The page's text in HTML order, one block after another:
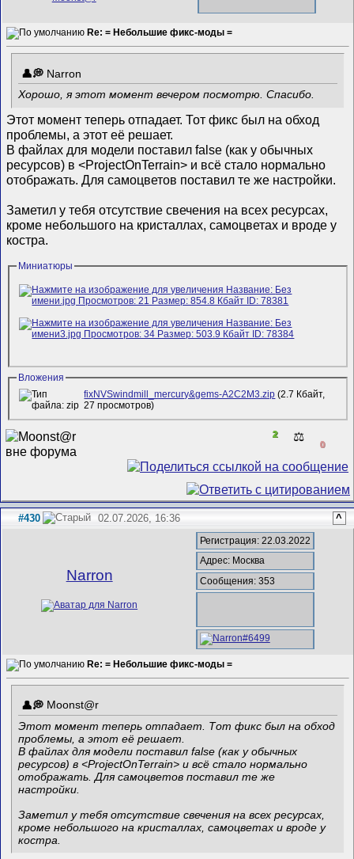
Re: = Небольшие фикс-моды =
Narron
Хорошо, я этот момент вечером посмотрю. Спасибо.
Этот момент теперь отпадает. Тот фикс был на обход
проблемы, а этот её решает.
В файлах для модели поставил false (как у обычных
ресурсов) в <ProjectOnTerrain> и всё стало нормально
отображать. Для самоцветов поставил те же настройки.
Заметил у тебя отсутствие свечения на всех ресурсах,
кроме небольшого на кристаллах, самоцветах и вроде у
костра.
Миниатюры
Вложения
fixNVSwindmill_mercury&gems-A2C2M3.zip (2.7 Кбайт,
27 просмотров)
2 ⚖️
0
#430 02.07.2026, 16:36 ^
Narron
Регистрация: 22.03.2022
Адрес: Москва
Сообщения: 353
Re: = Небольшие фикс-моды =
Mооnst@r
Этот момент теперь отпадает. Тот фикс был на обход
проблемы, а этот её решает.
В файлах для модели поставил false (как у обычных
ресурсов) в <ProjectOnTerrain> и всё стало нормально
отображать. Для самоцветов поставил те же
настройки.
Заметил у тебя отсутствие свечения на всех ресурсах,
кроме небольшого на кристаллах, самоцветах и вроде у
костра.